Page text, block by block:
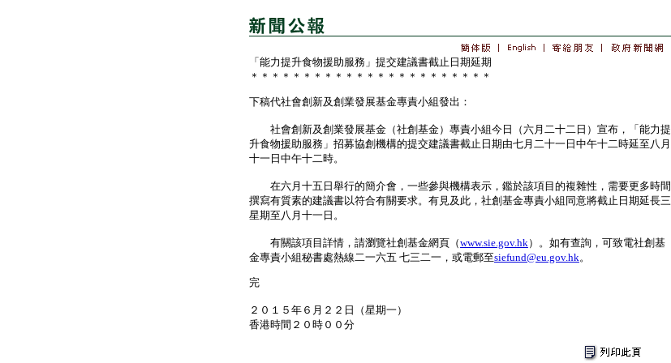
「能力提升食物援助服務」提交建議書截止日期延期
＊＊＊＊＊＊＊＊＊＊＊＊＊＊＊＊＊＊＊＊＊＊＊
下稿代社會創新及創業發展基金專責小組發出：
社會創新及創業發展基金（社創基金）專責小組今日（六月二十二日）宣布，「能力提
升食物援助服務」招募協創機構的提交建議書截止日期由七月二十一日中午十二時延至八月
十一日中午十二時。
在六月十五日舉行的簡介會，一些參與機構表示，鑑於該項目的複雜性，需要更多時間
撰寫有質素的建議書以符合有關要求。有見及此，社創基金專責小組同意將截止日期延長三
星期至八月十一日。
有關該項目詳情，請瀏覽社創基金網頁（www.sie.gov.hk）。如有查詢，可致電社創基
金專責小組秘書處熱線二一六五 七三二一，或電郵至siefund@eu.gov.hk。
完
２０１５年６月２２日（星期一）
香港時間２０時００分